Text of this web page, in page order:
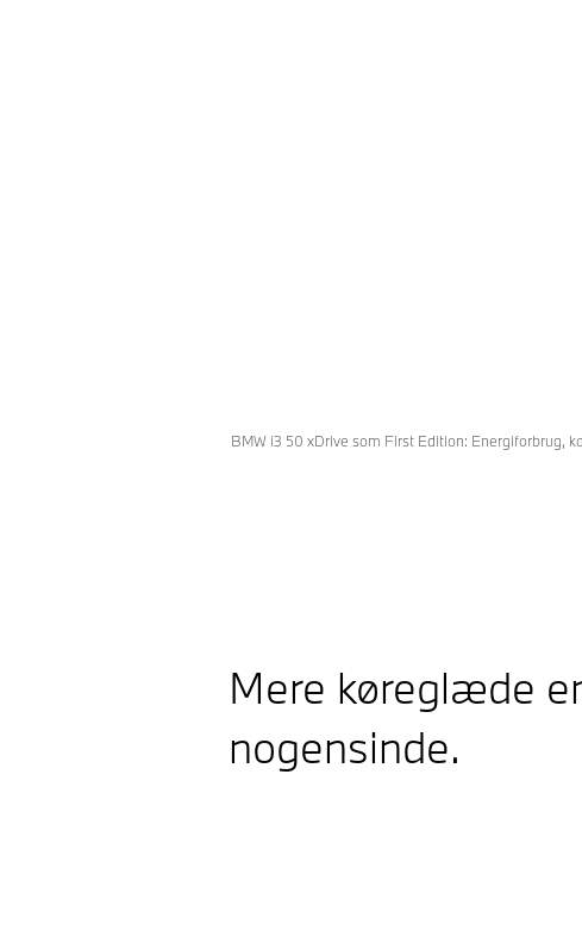
BMW i3 50 xDrive som First Edition: Energiforbrug,
Mere køreglæde
nogensinde.